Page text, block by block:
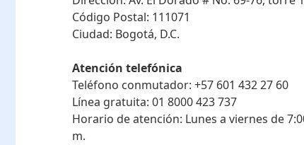
Código Postal: 111071
Ciudad: Bogotá, D.C.
Atención telefónica
Teléfono conmutador: +57 601 432 27 60
Línea gratuita: 01 8000 423 737
Horario de atención: Lunes a viernes de
m.